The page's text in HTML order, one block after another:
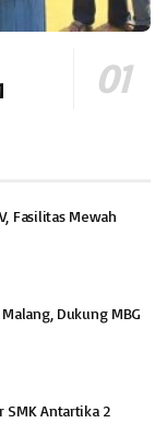
Fasilitas Mewah
Dukung MBG
SMK Antartika 2